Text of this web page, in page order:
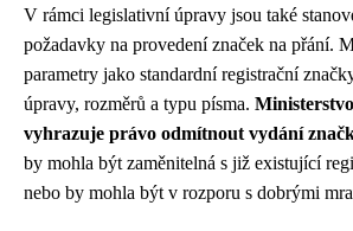
V rámci legislativní úpravy jsou také
požadavky na provedení značek na přání.
parametry jako standardní registrační
úpravy, rozměrů a typu písma.
vyhrazuje právo odmítnout vydání
by mohla být zaměnitelná s již existující
nebo by mohla být v rozporu s dobrými